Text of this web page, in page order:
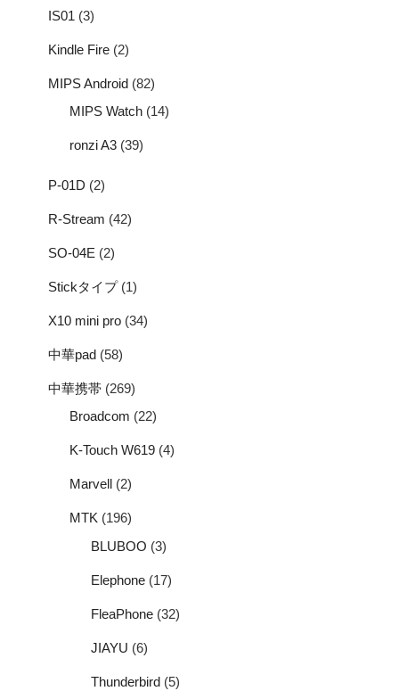
IS01 (3)
Kindle Fire (2)
MIPS Android (82)
MIPS Watch (14)
ronzi A3 (39)
P-01D (2)
R-Stream (42)
SO-04E (2)
Stickタイプ(1)
X10 mini pro (34)
中華pad (58)
中華携帯 (269)
Broadcom (22)
K-Touch W619 (4)
Marvell (2)
MTK (196)
BLUBOO (3)
Elephone (17)
FleaPhone (32)
JIAYU (6)
Thunderbird (5)